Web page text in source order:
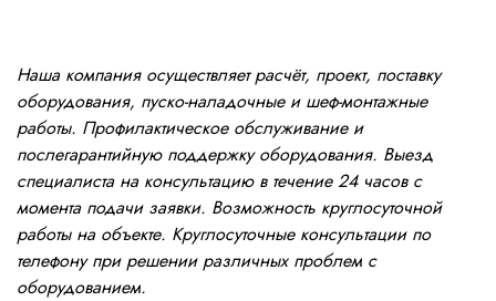
Наша компания осуществляет расчёт, проект, поставку
оборудования, пуско-наладочные и шеф-монтажные
работы. Профилактическое обслуживание и
послегарантийную поддержку оборудования. Выезд
специалиста на консультацию в течение 24 часов с
момента подачи заявки. Возможность круглосуточной
работы на объекте. Круглосуточные консультации по
телефону при решении различных проблем с
оборудованием.